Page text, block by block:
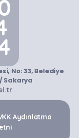
No: 33, Belediye
Sakarya
Aydınlatma